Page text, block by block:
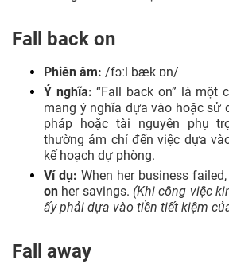
Fall back on
Phiên âm: /fɔːl bæk ɒn/
Ý nghĩa: “Fall back on” là một
mang ý nghĩa dựa vào hoặc sử
pháp hoặc tài nguyên phụ
thường ám chỉ đến việc dựa
kế hoạch dự phòng.
Ví dụ: When her business
on her savings. (Khi công việc
ấy phải dựa vào tiền tiết kiệm
Fall away